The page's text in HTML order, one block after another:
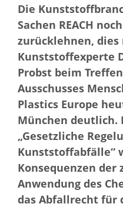
Die
Sachen REACH
zurücklehnen, dies
Kunststoffexperte
Probst beim
Ausschusses
Plastics Europe
München deutlich.
„Gesetzliche
Kunststoffabfälle“
Konsequenzen der
Anwendung des
das Abfallrecht für